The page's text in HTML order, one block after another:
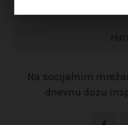
Na socijalnim
dnevnu dozu